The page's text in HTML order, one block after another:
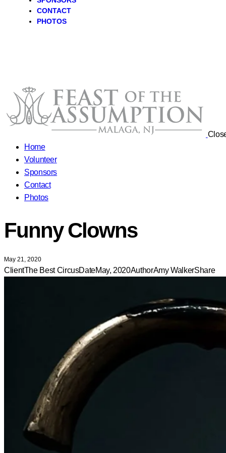
CONTACT
PHOTOS
Home
Volunteer
Sponsors
Contact
Photos
Funny Clowns
May 21, 2020
ClientThe Best CircusDateMay, 2020AuthorAmy WalkerShare